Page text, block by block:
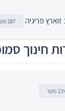
פריגיה 187 מטר
חינוך
מטר